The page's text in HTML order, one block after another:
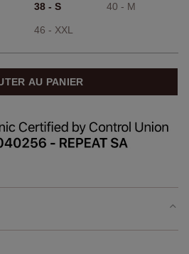
38 - S 40 - M
46 - XXL
AU PANIER